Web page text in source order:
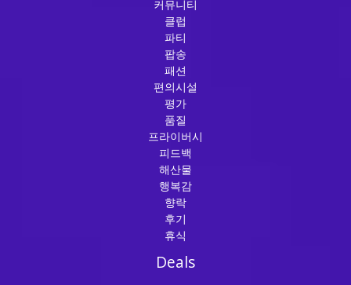
커뮤니티
클럽
파티
팝송
패션
편의시설
평가
품질
프라이버시
피드백
해산물
행복감
향락
후기
휴식
Deals